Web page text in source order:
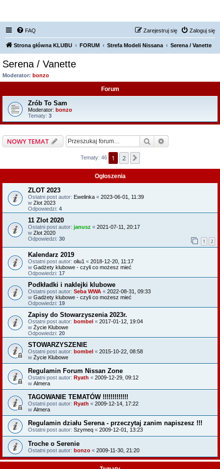
FAQ Zaloguj się
Zarejestruj się
Strona główna KLUBU FORUM Strefa Modeli Nissana Serena / Vanette
Serena / Vanette
Moderator: bonzo
Forum
Zrób To Sam
Moderator: bonzo
Tematy: 3
NOWY TEMAT Szukaj
Tematy: 46 1 2
Ogłoszenia
ZLOT 2023
Ostatni post autor: Ewelinka « 2023-06-01, 11:39
w Zlot 2023
Odpowiedzi: 4
11 Zlot 2020
Ostatni post autor: janusz « 2021-07-11, 20:17
w Zlot 2020
Odpowiedzi: 30 1 2
Kalendarz 2019
Ostatni post autor: oliu1 « 2018-12-20, 11:17
w Gadżety klubowe - czyli co możesz mieć
Odpowiedzi: 17
Podkładki i naklejki klubowe
Ostatni post autor: Seba WWA « 2022-08-31, 09:33
w Gadżety klubowe - czyli co możesz mieć
Odpowiedzi: 19
Zapisy do Stowarzyszenia 2023r.
Ostatni post autor: bombel « 2017-01-12, 19:04
w Życie Klubowe
Odpowiedzi: 20
STOWARZYSZENIE
Ostatni post autor: bombel « 2015-10-22, 08:58
w Życie Klubowe
Regulamin Forum Nissan Zone
Ostatni post autor: Ryath « 2009-12-29, 09:12
w Almera
TAGOWANIE TEMATÓW !!!!!!!!!!!!!
Ostatni post autor: Ryath « 2009-12-14, 17:22
w Almera
Regulamin działu Serena - przeczytaj zanim napiszesz !!!
Ostatni post autor: Szymeq « 2009-12-01, 13:23
Troche o Serenie
Ostatni post autor: bonzo « 2009-11-30, 21:20